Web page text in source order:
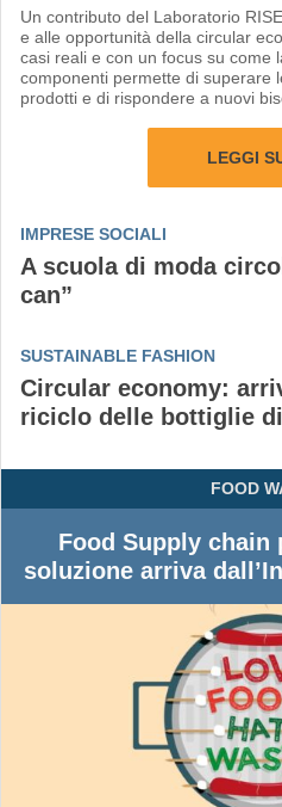
Un contributo del Laboratorio
e alle opportunità della circular
casi reali e con un focus su come
componenti permette di superare
prodotti e di rispondere a nuovi
LEGGI
IMPRESE SOCIALI
A scuola di moda
can”
SUSTAINABLE FASHION
Circular economy:
riciclo delle bottiglie
FOOD
Food Supply
soluzione arriva